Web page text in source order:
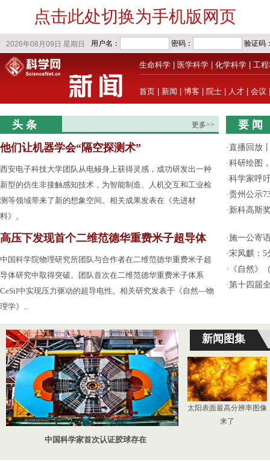
点击此处切换为手机版网页
生命科学 医学科学 化学科学 工
首页 新闻 博客 院士 人才 会议
头 条 更多>>
他们让机器学会“隔空探测术”
西安电子科技大学团队从电鳗身上获得灵感，成功研发出一种
新型的仿生非接触感知技术，为智能制造、人机交互和工业检
测等领域带来了新的想象空间。相关成果发表在《先进材
料》。
高压下发现首个二维范德华重费米子超导体
中国科学院物理研究所团队与合作者在二维范德华重费米子超
导体研究中取得突破。团队首次在二维范德华重费米子体系
CeSiI中实现压力驱动的超导电性。相关研究发表于《自然—物
理学》...
要 闻
·直播回放
·科研绘图
·科学家呼
·贵州公示
· 新科高斯
·施一公寄
·宋凤麒：5
·
《自然》
·第十四届
中国科学家首次认证胶球存在
新闻图集
太阳表面最高分辨率图像
来了